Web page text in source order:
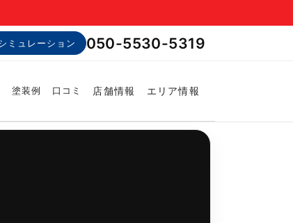
ミュレーション 050-5530-5319
塗装例 口コミ 店舗情報 エリア情報